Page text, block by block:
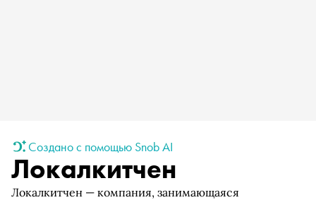
Создано с помощью Snob AI
Локалкитчен
Локалкитчен — компания, занимающаяся